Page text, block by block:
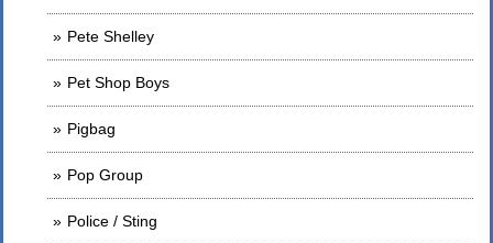
Pete Shelley
Pet Shop Boys
Pigbag
Pop Group
Police / Sting